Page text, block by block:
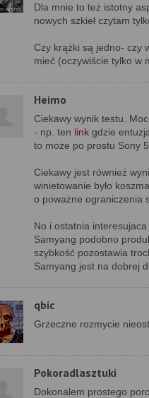
Dla mnie to też istotny
nowych szkieł czytam
Czy krążki są jedno- czy
mieć (oczywiście tylko w
Heimo
Ciekawy wynik testu.
- np. ten link gdzie
to może po prostu Sony
Ciekawy jest również
winietowanie było
o poważne ograniczenia
No i ostatnia
Samyang podobno
szybkość pozostawia
Samyang jest na dobrej
qbic
Grzeczne rozmycie
Pokoradlasztuki
Dokonalem prostego